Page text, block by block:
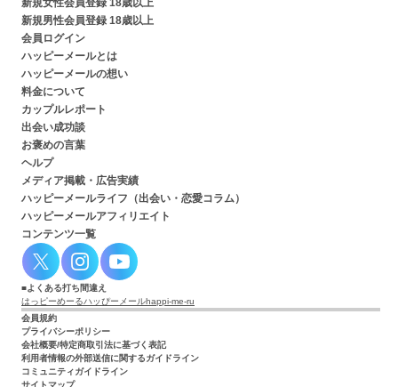
新規女性会員登録 18歳以上
新規男性会員登録 18歳以上
会員ログイン
ハッピーメールとは
ハッピーメールの想い
料金について
カップルレポート
出会い成功談
お褒めの言葉
ヘルプ
メディア掲載・広告実績
ハッピーメールライフ（出会い・恋愛コラム）
ハッピーメールアフィリエイト
コンテンツ一覧
よくある打ち間違え
はっピーめーるハッぴーメールhappi-me-ru
会員規約
プライバシーポリシー
会社概要/特定商取引法に基づく表記
利用者情報の外部送信に関するガイドライン
コミュニティガイドライン
サイトマップ